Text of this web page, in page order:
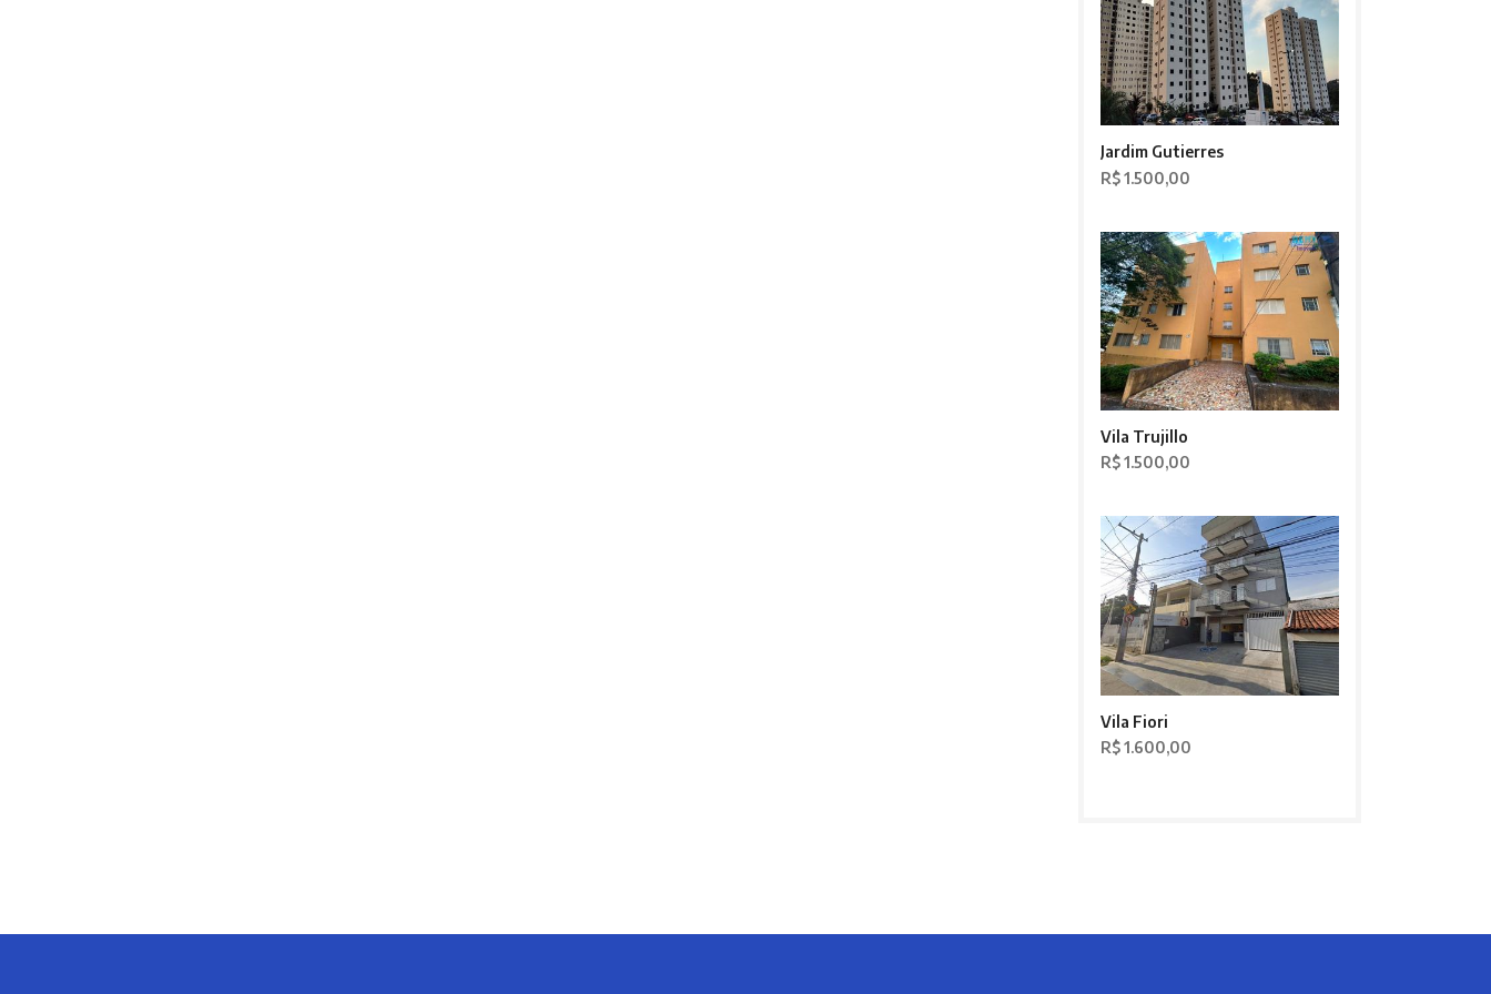
Jardim Gutierres
R$ 1.500,00
Vila Trujillo
R$ 1.500,00
Vila Fiori
R$ 1.600,00